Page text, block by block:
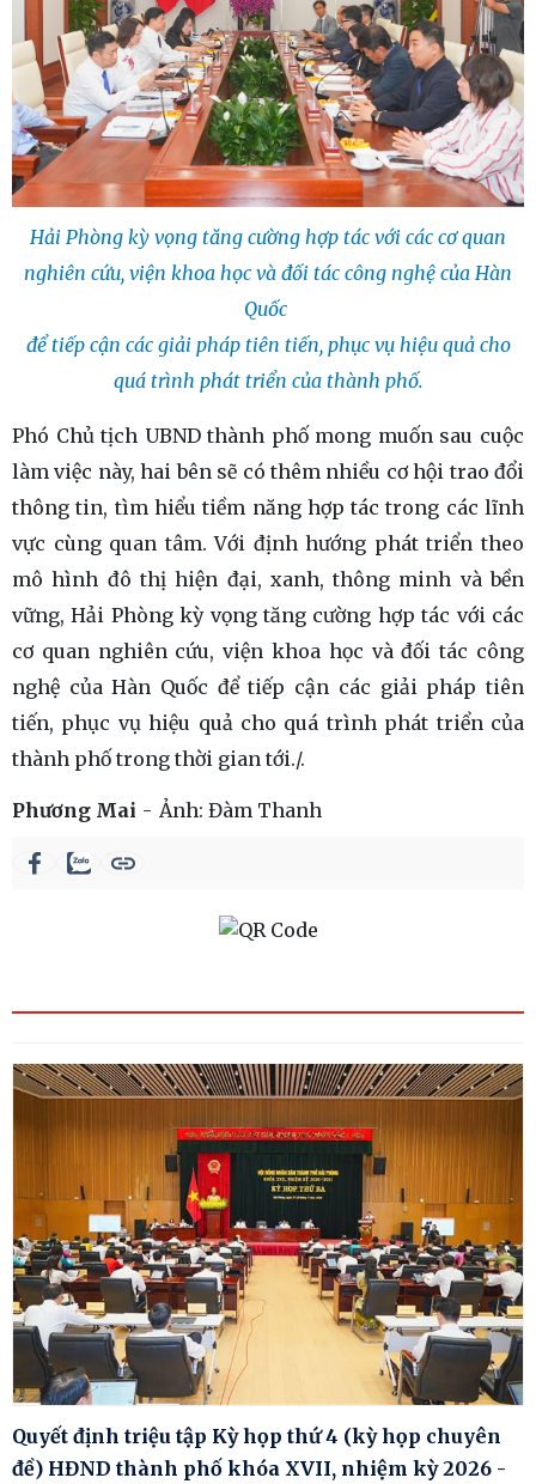
Hải Phòng kỳ vọng tăng cường hợp tác với các cơ quan
nghiên cứu, viện khoa học và đối tác công nghệ của Hàn
Quốc
để tiếp cận các giải pháp tiên tiến, phục vụ hiệu quả cho
quá trình phát triển của thành phố.
Phó Chủ tịch UBND thành phố mong muốn sau cuộc
làm việc này, hai bên sẽ có thêm nhiều cơ hội trao đổi
thông tin, tìm hiểu tiềm năng hợp tác trong các lĩnh
vực cùng quan tâm. Với định hướng phát triển theo
mô hình đô thị hiện đại, xanh, thông minh và bền
vững, Hải Phòng kỳ vọng tăng cường hợp tác với các
cơ quan nghiên cứu, viện khoa học và đối tác công
nghệ của Hàn Quốc để tiếp cận các giải pháp tiên
tiến, phục vụ hiệu quả cho quá trình phát triển của
thành phố trong thời gian tới./.
Phương Mai Ảnh: Đàm Thanh
Quyết định triệu tập Kỳ họp thứ 4 (kỳ họp chuyên
đề) HĐND thành phố khóa XVII, nhiệm kỳ 2026 -